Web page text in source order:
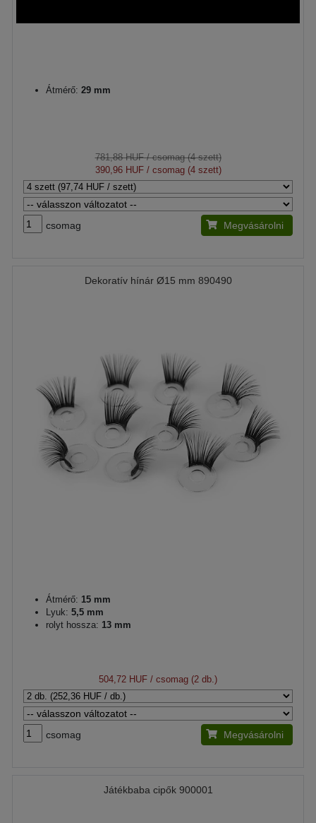
Átmérő: 29 mm
781,88 HUF/ csomag (4 szett)
390,96 HUF/ csomag (4 szett)
csomag Megvásárolni
Dekoratív hínár Ø15 mm 890490
Átmérő: 15 mm
Lyuk: 5,5 mm
rolyt hossza: 13 mm
504,72 HUF / csomag (2 db.)
csomag Megvásárolni
Játékbaba cipők 900001